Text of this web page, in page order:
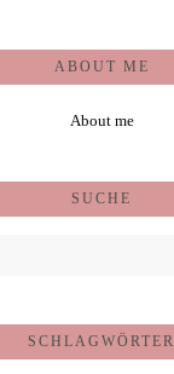
ABOUT ME
About me
SUCHE
SCHLAGWÖRTER